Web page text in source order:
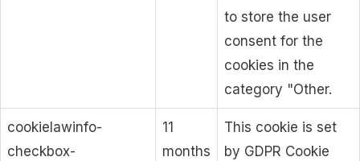
to store the user
consent for the
cookies in the
category "Other.
cookielawinfo-
checkbox-
11
months
This cookie is set
by GDPR Cookie